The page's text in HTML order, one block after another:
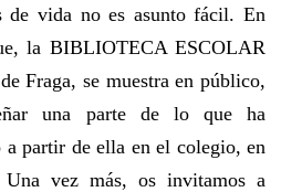
de vida no es asunto fácil. En
la BIBLIOTECA ESCOLAR
Fraga, se muestra en público,
una parte de lo que ha
partir de ella en el colegio, en
vez más, os invitamos a